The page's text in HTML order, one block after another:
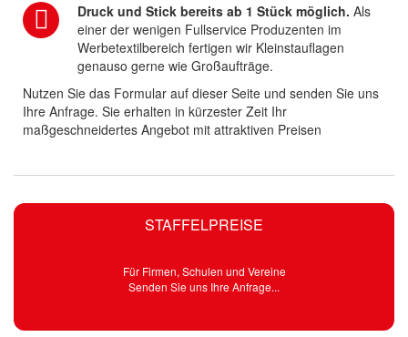
STAFFELPREISE
Für Firmen, Schulen und Vereine
Senden Sie uns Ihre Anfrage...
Druck und Stick bereits ab 1 Stück möglich. Als
einer der wenigen Fullservice Produzenten im
Werbetextilbereich fertigen wir Kleinstauflagen
genauso gerne wie Großaufträge.
Nutzen Sie das Formular auf dieser Seite und senden Sie uns
Ihre Anfrage. Sie erhalten in kürzester Zeit Ihr
maßgeschneidertes Angebot mit attraktiven Preisen